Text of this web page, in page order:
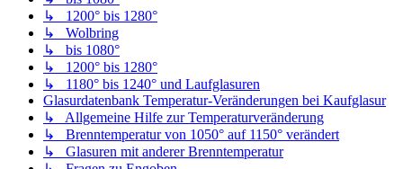
↳ 1200° bis 1280°
↳ Wolbring
↳ bis 1080°
↳ 1200° bis 1280°
↳ 1180° bis 1240° und Laufglasuren
Glasurdatenbank Temperatur-Veränderungen bei Kaufglasur
↳ Allgemeine Hilfe zur Temperaturveränderung
↳ Brenntemperatur von 1050° auf 1150° verändert
↳ Glasuren mit anderer Brenntemperatur